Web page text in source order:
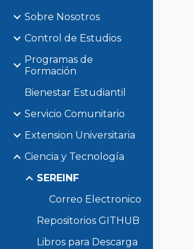
Sobre Nosotros
Control de Estudios
Programas de
Formación
Bienestar Estudiantil
Servicio Comunitario
Extension Universitaria
Ciencia y Tecnología
SEREINF
Correo Electronico
Repositorios GITHUB
Libros para Descarga